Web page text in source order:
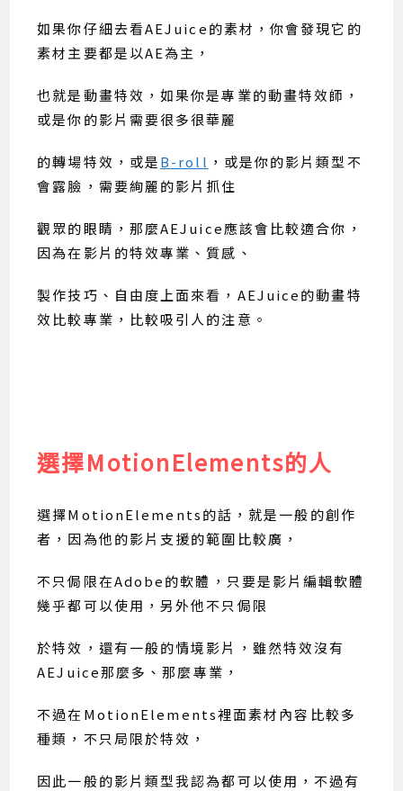
如果你仔細去看AEJuice的素材，你會發現它的
素材主要都是以AE為主，
也就是動畫特效，如果你是專業的動畫特效師，
或是你的影片需要很多很華麗
的轉場特效，或是B-roll ，或是你的影片類型不
會露臉，需要絢麗的影片抓住
觀眾的眼睛，那麼AEJuice應該會比較適合你，
因為在影片的特效專業、質感、
製作技巧、自由度上面來看，AEJuice的動畫特
效比較專業，比較吸引人的注意。
選擇MotionElements的人
選擇MotionElements的話，就是一般的創作
者，因為他的影片支援的範圍比較廣，
不只侷限在Adobe的軟體，只要是影片編輯軟體
幾乎都可以使用，另外他不只侷限
於特效，還有一般的情境影片，雖然特效沒有
AEJuice那麼多、那麼專業，
不過在MotionElements裡面素材內容比較多
種類，不只局限於特效，
因此一般的影片類型我認為都可以使用，不過有